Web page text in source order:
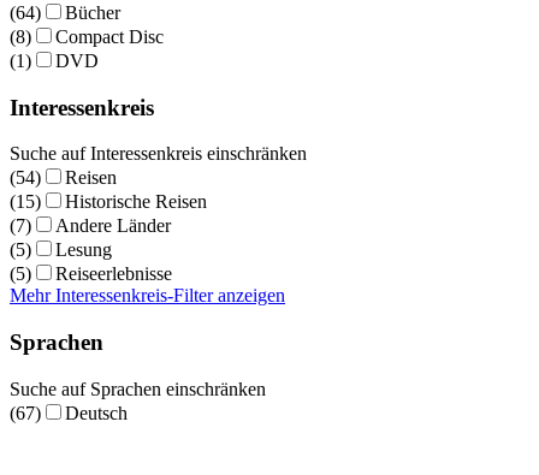
(64)
Bücher
(8)
Compact Disc
(1)
DVD
Interessenkreis
Suche auf Interessenkreis einschränken
(54)
Reisen
(15)
Historische Reisen
(7)
Andere Länder
(5)
Lesung
(5)
Reiseerlebnisse
Mehr Interessenkreis-Filter anzeigen
Sprachen
Suche auf Sprachen einschränken
(67)
Deutsch